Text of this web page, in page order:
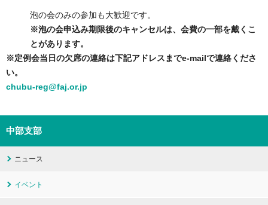
泡の会のみの参加も大歓迎です。
※泡の会申込み期限後のキャンセルは、会費の一部を戴くこ
とがあります。
※定例会当日の欠席の連絡は下記アドレスまでe-mailで連絡くださ
い。
chubu-reg@faj.or.jp
中部支部
ニュース
イベント